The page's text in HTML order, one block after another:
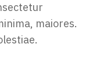
maiores.